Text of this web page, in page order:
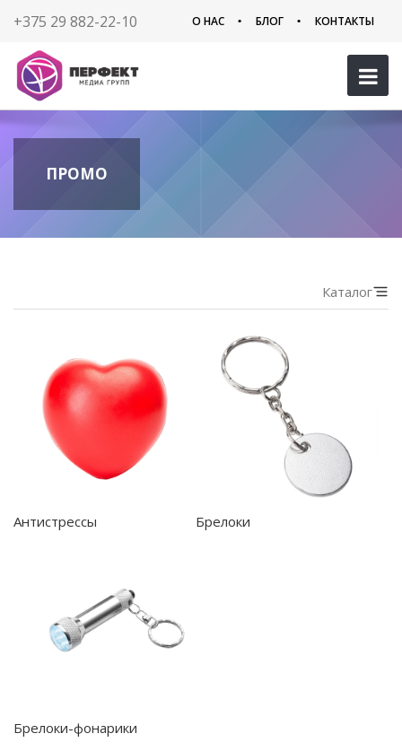
+375 29 882-22-10 О НАС БЛОГ КОНТАКТЫ
ПРОМО
Каталог
Антистрессы Брелоки
Брелоки-фонарики